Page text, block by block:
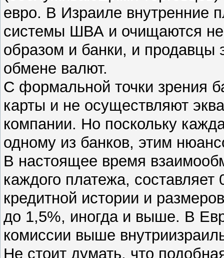
евро. В Израиле внутренние
системы ШВА и очищаются
образом и банки, и продавцы
обмене валют.
С формальной точки зрения
карты и не осуществляют
компании. Но поскольку
одному из банков, этим
В настоящее время
каждого платежа, составляет
кредитной истории и
до 1,5%, иногда и выше. В
комиссии выше
Не стоит думать, что